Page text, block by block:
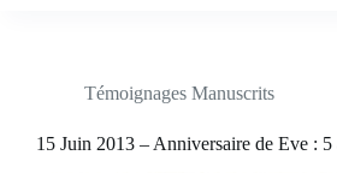
Témoignages Manuscrits
15 Juin 2013 – Anniversaire de Eve : 5